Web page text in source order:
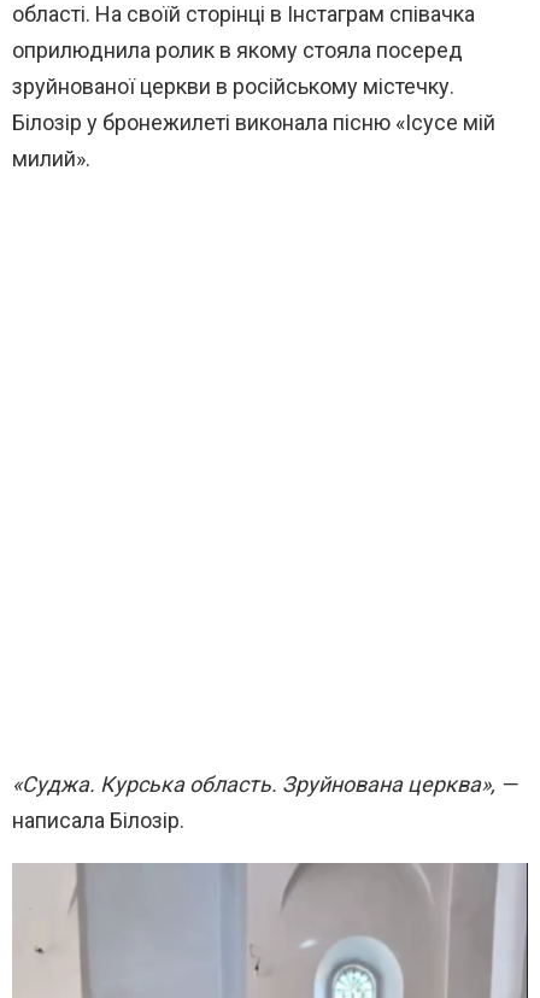
області. На своїй сторінці в Інстаграм співачка
оприлюднила ролик в якому стояла посеред
зруйнованої церкви в російському містечку.
Білозір у бронежилеті виконала пісню «Ісусе мій
милий».
«Суджа. Курська область. Зруйнована церква», —
написала Білозір.